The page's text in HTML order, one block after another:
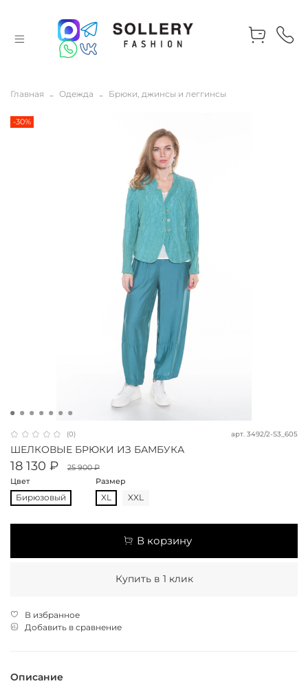
Главная Одежда Брюки, джинсы и леггинсы
-30%
(0) арт. 3492/2-S3_605
ШЕЛКОВЫЕ БРЮКИ ИЗ БАМБУКА
18 130 ₽
25 900 ₽
Цвет
Бирюзовый
Размер
XL XXL
В корзину
Купить в 1 клик
В избранное
Добавить в сравнение
Описание